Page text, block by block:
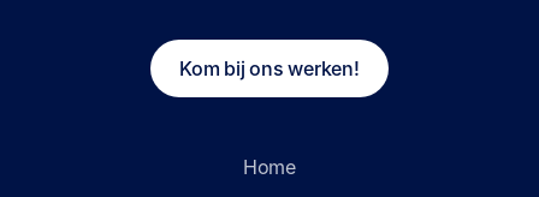
Kom bij ons werken!
Home